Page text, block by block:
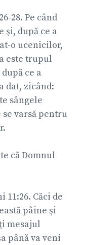
28. Pe când
şi, după ce a
o ucenicilor,
este trupul
ce a
dat, zicând:
sângele
varsă pentru
că Domnul
Căci de
pâine şi
mesajul
până va veni